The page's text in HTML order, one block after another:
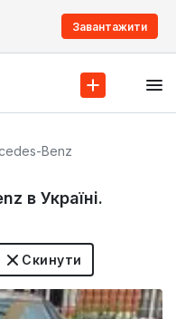
Завантажити
Benz
в Україні.
Скинути